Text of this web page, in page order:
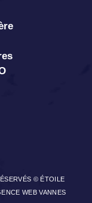
© ÉTOILE
WEB VANNES